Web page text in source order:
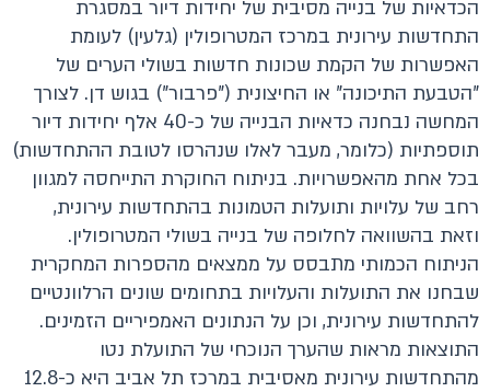
הכדאיות של בנייה מסיבית של יחידות דיור במסגרת
התחדשות עירונית במרכז המטרופולין (גלעין) לעומת
האפשרות של הקמת שכונות חדשות בשולי הערים של
"הטבעת התיכונה" או החיצונית ("פרבור") בגוש דן. לצורך
המחשה נבחנה כדאיות הבנייה של כ-40 אלף יחידות דיור
תוספתיות (כלומר, מעבר לאלו שנהרסו לטובת ההתחדשות)
בכל אחת מהאפשרויות. בניתוח החוקרת התייחסה למגוון
רחב של עלויות ותועלות הטמונות בהתחדשות עירונית,
וזאת בהשוואה לחלופה של בנייה בשולי המטרופולין.
הניתוח הכמותי מתבסס על ממצאים מהספרות המחקרית
שבחנו את התועלות והעלויות בתחומים שונים הרלוונטיים
להתחדשות עירונית, וכן על הנתונים האמפיריים הזמינים.
התוצאות מראות שהערך הנוכחי של התועלת נטו
מהתחדשות עירונית מאסיבית במרכז תל אביב היא כ-12.8